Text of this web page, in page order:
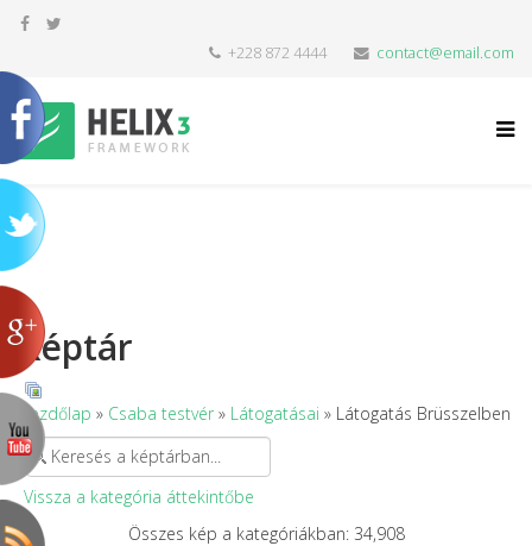
+228 872 4444 contact@email.com
Képtár
Kezdőlap » Csaba testvér » Látogatásai » Látogatás Brüsszelben
Vissza a kategória áttekintőbe
Összes kép a kategóriákban: 34,908